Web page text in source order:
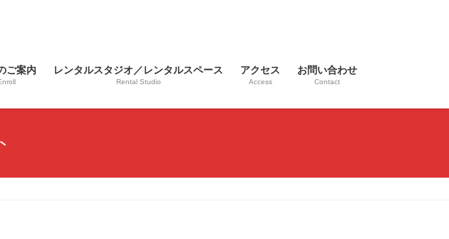
ご案内 レンタルスタジオ／レンタルスペース
Rental Studio
アクセス
Access
お問い合わせ
Contact